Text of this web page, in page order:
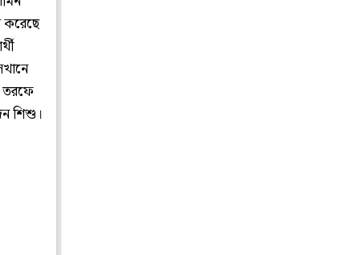
করেছে
তরফে
শিশু।